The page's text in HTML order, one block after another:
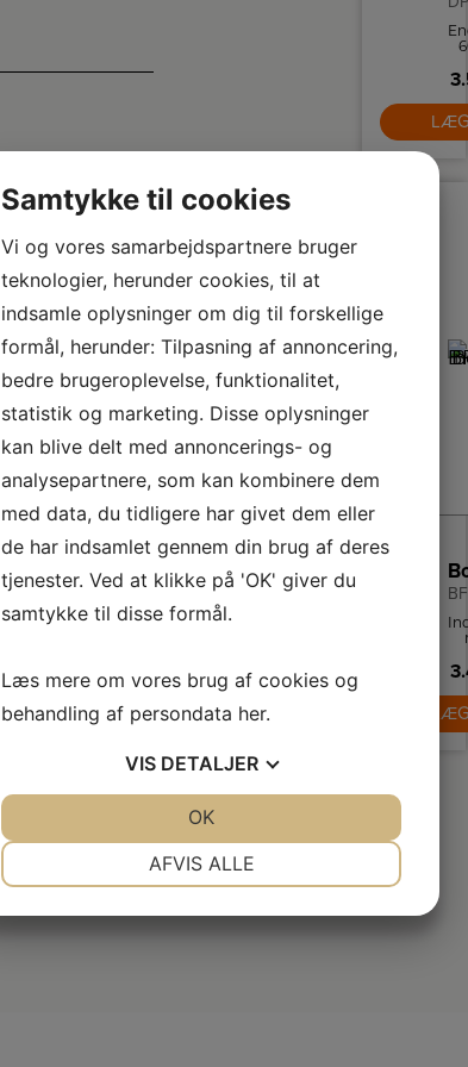
LÆG
Samtykke til cookies
Vi og vores samarbejdspartnere bruger
teknologier, herunder cookies, til at
indsamle oplysninger om dig til forskellige
formål, herunder: Tilpasning af annoncering,
bedre brugeroplevelse, funktionalitet,
statistik og marketing. Disse oplysninger
kan blive delt med annoncerings- og
analysepartnere, som kan kombinere dem
med data, du tidligere har givet dem eller
de har indsamlet gennem din brug af deres
tjenester. Ved at klikke på 'OK' giver du
samtykke til disse formål.
Læs mere om vores brug af cookies og
behandling af persondata her.
VIS DETALJER
AFVIS ALLE
OK